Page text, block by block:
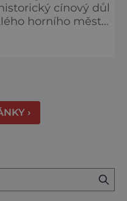
cínový důl
horního města
památka je
›